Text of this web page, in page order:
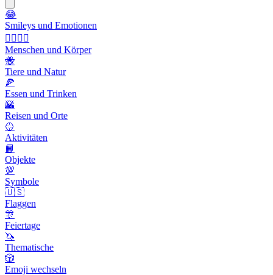
😂
Smileys und Emotionen
👩‍❤️‍💋‍👨
Menschen und Körper
🐝
Tiere und Natur
🍕
Essen und Trinken
🌇
Reisen und Orte
🥎
Aktivitäten
📙
Objekte
💯
Symbole
🇺🇸
Flaggen
🎊
Feiertage
🦄
Thematische
🎲
Emoji wechseln